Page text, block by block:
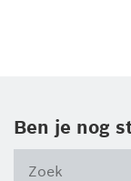
Ben je nog